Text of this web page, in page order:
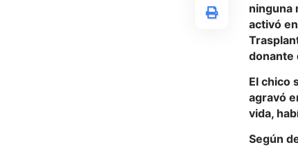
ninguna
activó
donante
El chico
agravó
vida,
Según